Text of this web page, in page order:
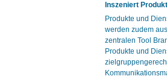
Inszeniert
Produkte und
werden zudem
zentralen Tool
Produkte und